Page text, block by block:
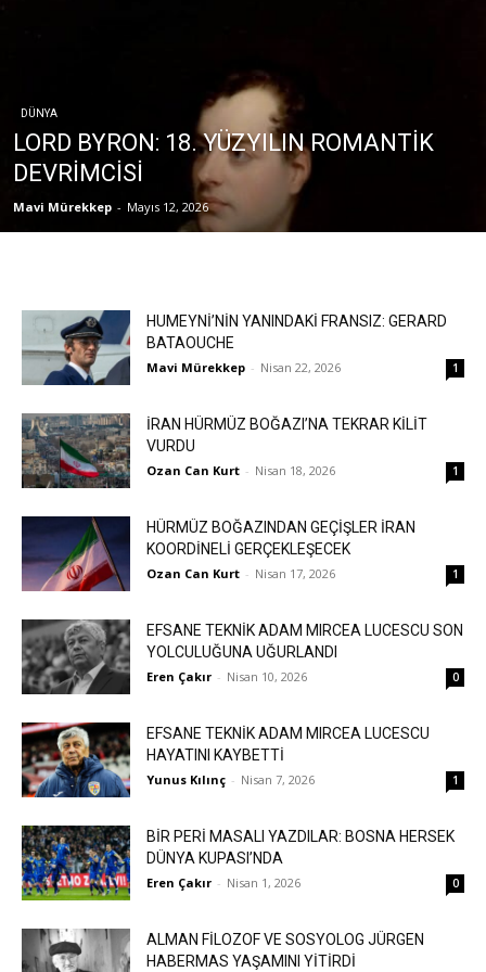
DÜNYA
LORD BYRON: 18. YÜZYILIN ROMANTİK
DEVRİMCİSİ
Mavi Mürekkep - Mayıs 12, 2026
HUMEYNİ’NİN YANINDAKİ FRANSIZ: GERARD
BATAOUCHE
Mavi Mürekkep - Nisan 22, 2026 1
İRAN HÜRMÜZ BOĞAZI’NA TEKRAR KİLİT
VURDU
Ozan Can Kurt - Nisan 18, 2026 1
HÜRMÜZ BOĞAZINDAN GEÇİŞLER İRAN
KOORDİNELİ GERÇEKLEŞECEK
Ozan Can Kurt - Nisan 17, 2026 1
EFSANE TEKNİK ADAM MIRCEA LUCESCU SON
YOLCULUĞUNA UĞURLANDI
Eren Çakır - Nisan 10, 2026 0
EFSANE TEKNİK ADAM MIRCEA LUCESCU
HAYATINI KAYBETTİ
Yunus Kılınç - Nisan 7, 2026 1
BİR PERİ MASALI YAZDILAR: BOSNA HERSEK
DÜNYA KUPASI’NDA
Eren Çakır - Nisan 1, 2026 0
ALMAN FİLOZOF VE SOSYOLOG JÜRGEN
HABERMAS YAŞAMINI YİTİRDİ